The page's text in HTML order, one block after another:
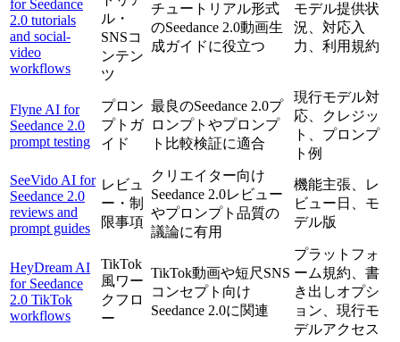
for Seedance
2.0 tutorials
and social-
video
workflows
ル・
SNSコ
ンテン
ツ
チュートリアル形式
のSeedance 2.0動画生
成ガイドに役立つ
モデル提供状
況、対応入
力、利用規約
Flyne AI for
Seedance 2.0
prompt testing
プロン
プトガ
イド
最良のSeedance 2.0プ
ロンプトやプロンプ
ト比較検証に適合
現行モデル対
応、クレジッ
ト、プロンプ
ト例
SeeVido AI for
Seedance 2.0
reviews and
prompt guides
レビュ
ー・制
限事項
クリエイター向け
Seedance 2.0レビュー
やプロンプト品質の
議論に有用
機能主張、レ
ビュー日、モ
デル版
HeyDream AI
for Seedance
2.0 TikTok
workflows
TikTok
風ワー
クフロ
ー
TikTok動画や短尺SNS
コンセプト向け
Seedance 2.0に関連
プラットフォ
ーム規約、書
き出しオプシ
ョン、現行モ
デルアクセス